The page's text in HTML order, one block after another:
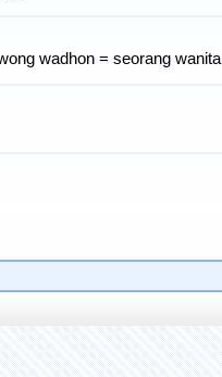
wadhon = seorang wanita